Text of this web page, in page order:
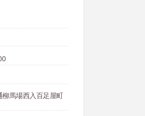
柳馬場西入百足屋町